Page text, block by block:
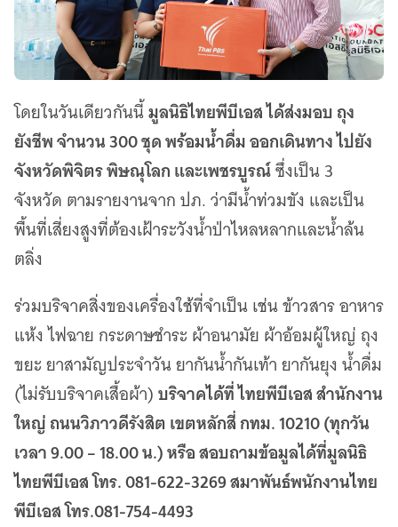
โดยในวันเดียวกันนี้มูลนิธิไทยพีบีเอส ได้ส่งมอบ ถุง
ยังชีพ จำนวน 300 ชุด พร้อมน้ำดื่ม ออกเดินทาง ไปยัง
จังหวัดพิจิตร พิษณุโลก และเพชรบูรณ์ซึ่งเป็น 3
จังหวัด ตามรายงานจาก ปภ. ว่ามีน้ำท่วมขัง และเป็น
พื้นที่เสี่ยงสูงที่ต้องเฝ้าระวังน้ำป่าไหลหลากและน้ำล้น
ตลิ่ง
ร่วมบริจาคสิ่งของเครื่องใช้ที่จำเป็น เช่น ข้าวสาร อาหาร
แห้ง ไฟฉาย กระดาษชำระ ผ้าอนามัย ผ้าอ้อมผู้ใหญ่ ถุง
ขยะ ยาสามัญประจำวัน ยากันน้ำกันเท้า ยากันยุง น้ำดื่ม
(ไม่รับบริจาคเสื้อผ้า)บริจาคได้ที่ ไทยพีบีเอส สำนักงาน
ใหญ่ ถนนวิภาวดีรังสิต เขตหลักสี่ กทม. 10210 (ทุกวัน
เวลา 9.00 – 18.00 น.) หรือ สอบถามข้อมูลได้ที่มูลนิธิ
ไทยพีบีเอส โทร. 081-622-3269 สมาพันธ์พนักงานไทย
พีบีเอส โทร.081-754-4493